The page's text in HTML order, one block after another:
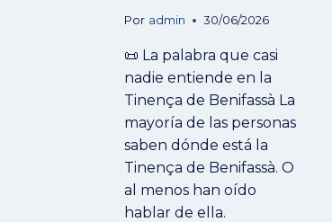
Por admin 30/06/2026
📜 La palabra que casi
nadie entiende en la
Tinença de Benifassà La
mayoría de las personas
saben dónde está la
Tinença de Benifassà. O
al menos han oído
hablar de ella.